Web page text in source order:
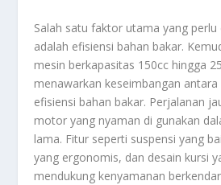
Salah satu faktor utama yang
adalah efisiensi bahan bakar.
mesin berkapasitas 150cc hingga
menawarkan keseimbangan
efisiensi bahan bakar. Perjalanan
motor yang nyaman di gunakan
lama. Fitur seperti suspensi yang
yang ergonomis, dan desain kursi
mendukung kenyamanan